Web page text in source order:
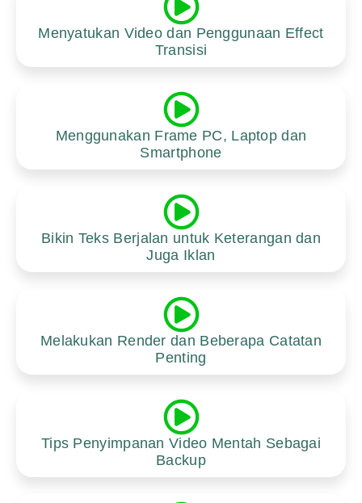
Menyatukan Video dan Penggunaan Effect
Transisi
Menggunakan Frame PC, Laptop dan
Smartphone
Bikin Teks Berjalan untuk Keterangan dan
Juga Iklan
Melakukan Render dan Beberapa Catatan
Penting
Tips Penyimpanan Video Mentah Sebagai
Backup